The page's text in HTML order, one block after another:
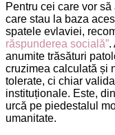
Pentru cei care vor
care stau la baza
spatele evlaviei,
răspunderea socială”.
anumite trăsături
cruzimea calculată și
tolerate, ci chiar
instituționale. Este,
urcă pe piedestalul
umanitate.